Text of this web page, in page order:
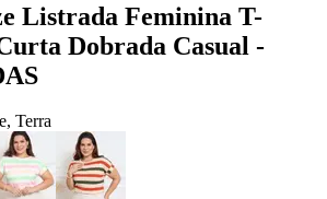
Listrada Feminina T-
Dobrada Casual -
Terra